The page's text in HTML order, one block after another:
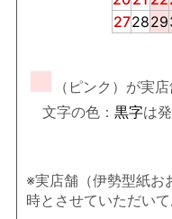
272829
■
（ピンク）が実
文字の色： 黒字は
※実店舗（伊勢型紙お
時とさせていただいて